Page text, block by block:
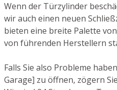
Wenn der Türzylinder
wir auch einen neuen
bieten eine breite Palette
von führenden Herstellern
Falls Sie also Probleme
Garage] zu öffnen, zögern